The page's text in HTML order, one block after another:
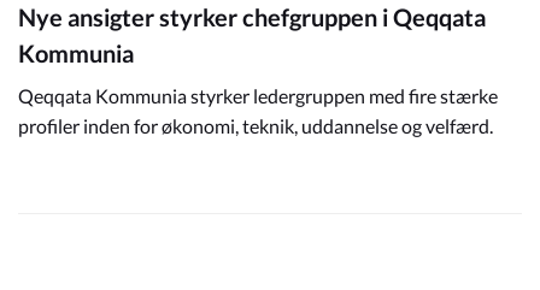
Nye ansigter styrker chefgruppen i Qeqqata
Kommunia
Qeqqata Kommunia styrker ledergruppen med fire stærke
profiler inden for økonomi, teknik, uddannelse og velfærd.